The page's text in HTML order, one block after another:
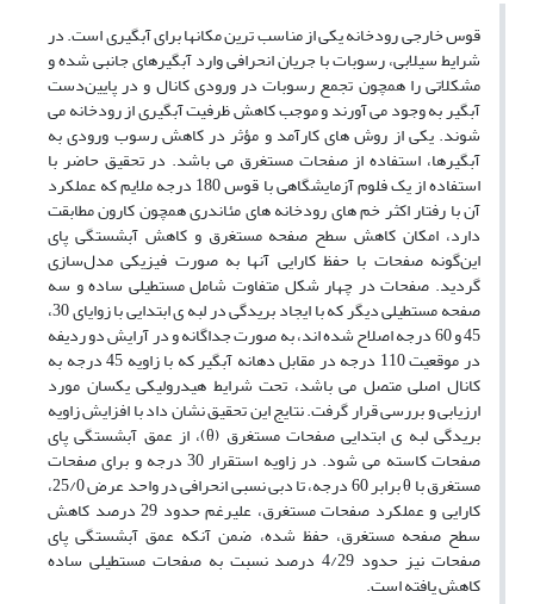
قوس خارجی رودخانه یکی از مناسب ترین مکان­ها برای آبگیری است. در
شرایط سیلابی، رسوبات با جریان انحرافی وارد آبگیرهای جانبی شده و
مشکلاتی را همچون تجمع رسوبات در ورودی کانال و در پایین‌دست
آبگیر به وجود می­ آورند و موجب کاهش ظرفیت آبگیری از رودخانه می
­شوند. یکی از روش­ های کارآمد و مؤثر در کاهش رسوب ورودی به
آبگیرها، استفاده از صفحات مستغرق می­ باشد. در تحقیق حاضر با
استفاده از یک فلوم آزمایشگاهی با قوس 180 درجه ملایم که عملکرد
آن با رفتار اکثر خم ­های رودخانه ­های مئاندری همچون کارون مطابقت
دارد، امکان کاهش سطح صفحه مستغرق و کاهش آبشستگی پای
این‌گونه صفحات با حفظ کارایی آن­ها به صورت فیزیکی مدل‌سازی
گردید. صفحات در چهار شکل متفاوت شامل مستطیلی ساده و سه
صفحه مستطیلی دیگر که با ایجاد بریدگی در لبه ­ی ابتدایی با زوایای 30،
45 و 60 درجه اصلاح شده ­اند، به صورت جداگانه و در آرایش دو ردیفه
در موقعیت 110 درجه در مقابل دهانه آبگیر که با زاویه 45 درجه به
کانال اصلی متصل می ­باشد، تحت شرایط هیدرولیکی یکسان مورد
ارزیابی و بررسی قرار گرفت. نتایج این تحقیق نشان داد با افزایش زاویه
بریدگی لبه­ ی ابتدایی صفحات مستغرق (θ)، از عمق آبشستگی پای
صفحات کاسته می ­شود. در زاویه استقرار 30 درجه و برای صفحات
مستغرق با θ برابر 60 درجه، تا دبی نسبی انحرافی در واحد عرض 25/0،
کارایی و عملکرد صفحات مستغرق، علی­رغم حدود 29 درصد کاهش
سطح صفحه مستغرق، حفظ شده، ضمن آنکه عمق آبشستگی پای
صفحات نیز حدود 4/29 درصد نسبت به صفحات مستطیلی ساده
کاهش یافته است.